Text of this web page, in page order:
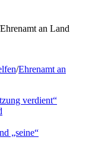
Ehrenamt an Land
/Ehrenamt an
verdient“
„seine“